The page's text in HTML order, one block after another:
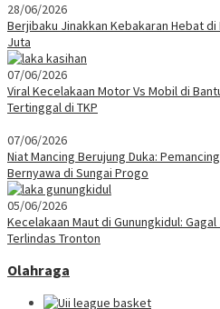
28/06/2026
Berjibaku Jinakkan Kebakaran Hebat
Juta
07/06/2026
Viral Kecelakaan Motor Vs Mobil di
Tertinggal di TKP
07/06/2026
Niat Mancing Berujung Duka:
Bernyawa di Sungai Progo
05/06/2026
Kecelakaan Maut di Gunungkidul:
Terlindas Tronton
Olahraga